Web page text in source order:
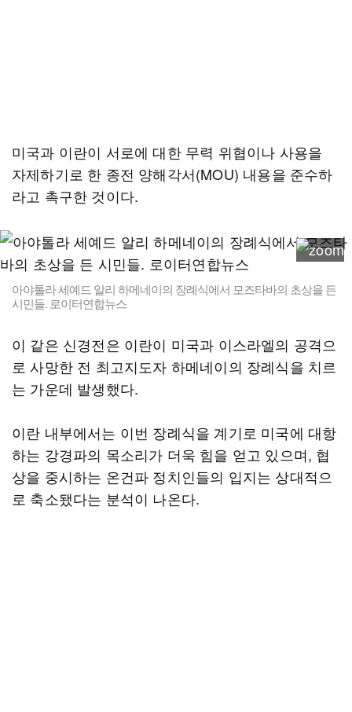
미국과 이란이 서로에 대한 무력 위협이나 사용을
자제하기로 한 종전 양해각서(MOU) 내용을 준수하
라고 촉구한 것이다.
아야톨라 세예드 알리 하메네이의 장례식에서 모즈타바의 초상을 든
시민들. 로이터연합뉴스
이 같은 신경전은 이란이 미국과 이스라엘의 공격으
로 사망한 전 최고지도자 하메네이의 장례식을 치르
는 가운데 발생했다.
이란 내부에서는 이번 장례식을 계기로 미국에 대항
하는 강경파의 목소리가 더욱 힘을 얻고 있으며, 협
상을 중시하는 온건파 정치인들의 입지는 상대적으
로 축소됐다는 분석이 나온다.